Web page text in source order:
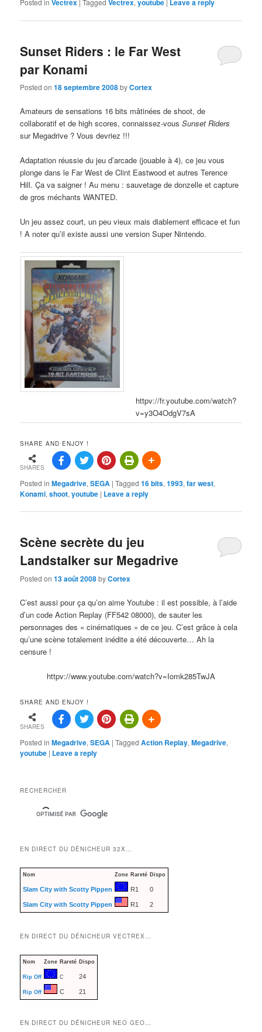
Posted in Vectrex |Tagged Vectrex,youtube Leave a reply
Sunset Riders : le Far West
par Konami
Posted on18 septembre 2008byCortex
Amateurs de sensations 16 bits mâtinées de shoot, de
collaboratif et de high scores, connaissez-vousSunset Riders
sur Megadrive ? Vous devriez !!!
Adaptation réussie du jeu d’arcade (jouable à 4), ce jeu vous
plonge dans le Far West de Clint Eastwood et autres Terence
Hill. Ça va saigner ! Au menu : sauvetage de donzelle et capture
de gros méchants WANTED.
Un jeu assez court, un peu vieux mais diablement efficace et fun
! A noter qu’il existe aussi une version Super Nintendo.
httpv://fr.youtube.com/watch?
v=y3O4OdgV7sA
SHARE AND ENJOY !
SHARES
Posted in Megadrive,SEGA |Tagged 16 bits,1993,far west,
Konami,shoot,youtube | Leave a reply
Scène secrète du jeu
Landstalker sur Megadrive
Posted on13 août 2008byCortex
C’est aussi pour ça qu’on aime Youtube : il est possible, à l’aide
d’un code Action Replay (FF542 08000), de sauter les
personnages des « cinématiques » de ce jeu. C’est grâce à cela
qu’une scène totalement inédite a été découverte… Ah la
censure !
httpv://www.youtube.com/watch?v=Iomk285TwJA
SHARE AND ENJOY !
SHARES
Posted in Megadrive,SEGA |Tagged Action Replay,Megadrive,
youtube | Leave a reply
RECHERCHER
EN DIRECT DU DÉNICHEUR 32X…
Nom Zone Rareté Dispo
Slam City with Scotty Pippen R1 0
Slam City with Scotty Pippen R1 2
EN DIRECT DU DÉNICHEUR VECTREX…
Nom Zone Rareté Dispo
Rip Off C 24
Rip Off C 21
EN DIRECT DU DÉNICHEUR NEO GEO…